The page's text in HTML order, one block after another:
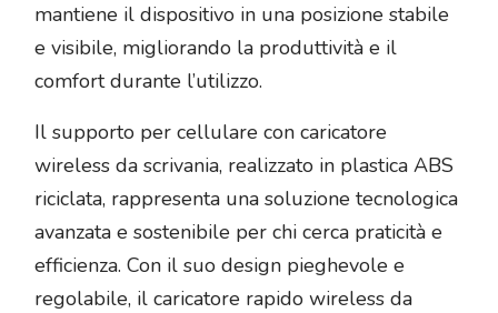
mantiene il dispositivo in una posizione stabile
e visibile, migliorando la produttività e il
comfort durante l’utilizzo.
Il supporto per cellulare con caricatore
wireless da scrivania, realizzato in plastica ABS
riciclata, rappresenta una soluzione tecnologica
avanzata e sostenibile per chi cerca praticità e
efficienza. Con il suo design pieghevole e
regolabile, il caricatore rapido wireless da